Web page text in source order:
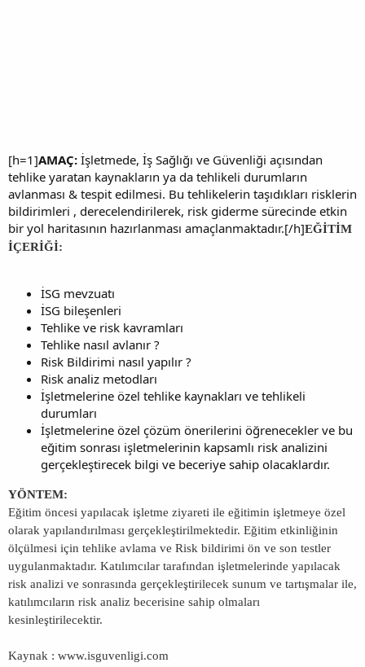
[h=1]AMAÇ: İşletmede, İş Sağlığı ve Güvenliği açısından
tehlike yaratan kaynakların ya da tehlikeli durumların
avlanması & tespit edilmesi. Bu tehlikelerin taşıdıkları risklerin
bildirimleri , derecelendirilerek, risk giderme sürecinde etkin
bir yol haritasının hazırlanması amaçlanmaktadır.[/h]EĞİTİM
İÇERİĞİ:
İSG mevzuatı
İSG bileşenleri
Tehlike ve risk kavramları
Tehlike nasıl avlanır ?
Risk Bildirimi nasıl yapılır ?
Risk analiz metodları
İşletmelerine özel tehlike kaynakları ve tehlikeli
durumları
İşletmelerine özel çözüm önerilerini öğrenecekler ve bu
eğitim sonrası işletmelerinin kapsamlı risk analizini
gerçekleştirecek bilgi ve beceriye sahip olacaklardır.
YÖNTEM:
Eğitim öncesi yapılacak işletme ziyareti ile eğitimin işletmeye özel
olarak yapılandırılması gerçekleştirilmektedir. Eğitim etkinliğinin
ölçülmesi için tehlike avlama ve Risk bildirimi ön ve son testler
uygulanmaktadır. Katılımcılar tarafından işletmelerinde yapılacak
risk analizi ve sonrasında gerçekleştirilecek sunum ve tartışmalar ile,
katılımcıların risk analiz becerisine sahip olmaları
kesinleştirilecektir.
Kaynak : www.isguvenligi.com